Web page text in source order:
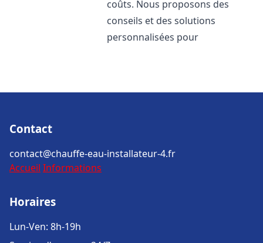
coûts. Nous proposons des
conseils et des solutions
personnalisées pour
Contact
contact@chauffe-eau-installateur-4.fr
Accueil Informations
Horaires
Lun-Ven: 8h-19h